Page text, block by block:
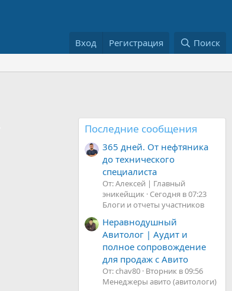
Вход Регистрация Поиск
Последние сообщения
365 дней. От нефтяника
до технического
специалиста
От: Алексей | Главный
эникейщик Сегодня в 07:23
Блоги и отчеты участников
Неравнодушный
Авитолог | Аудит и
полное сопровождение
для продаж с Авито
От: chav80 Вторник в 09:56
Менеджеры авито (авитологи)